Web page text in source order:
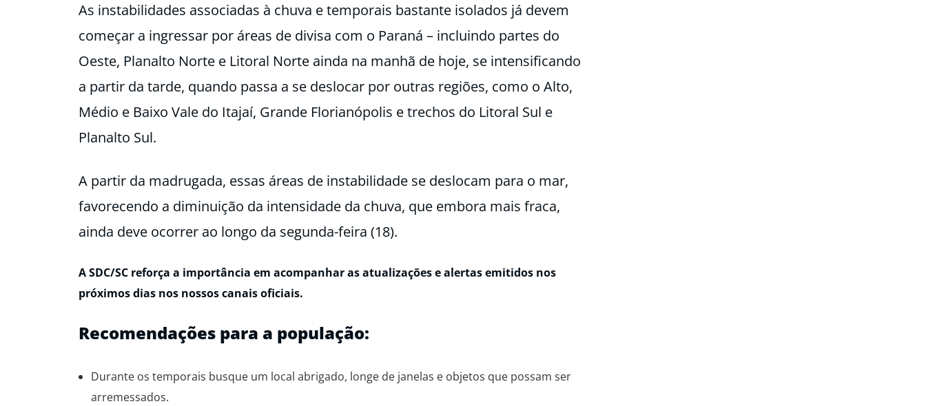
As instabilidades associadas à chuva e temporais bastante isolados já devem
começar a ingressar por áreas de divisa com o Paraná – incluindo partes do
Oeste, Planalto Norte e Litoral Norte ainda na manhã de hoje, se intensificando
a partir da tarde, quando passa a se deslocar por outras regiões, como o Alto,
Médio e Baixo Vale do Itajaí, Grande Florianópolis e trechos do Litoral Sul e
Planalto Sul.
A partir da madrugada, essas áreas de instabilidade se deslocam para o mar,
favorecendo a diminuição da intensidade da chuva, que embora mais fraca,
ainda deve ocorrer ao longo da segunda-feira (18).
A SDC/SC reforça a importância em acompanhar as atualizações e alertas emitidos nos
próximos dias nos nossos canais oficiais.
Recomendações para a população:
Durante os temporais busque um local abrigado, longe de janelas e objetos que possam ser
arremessados.